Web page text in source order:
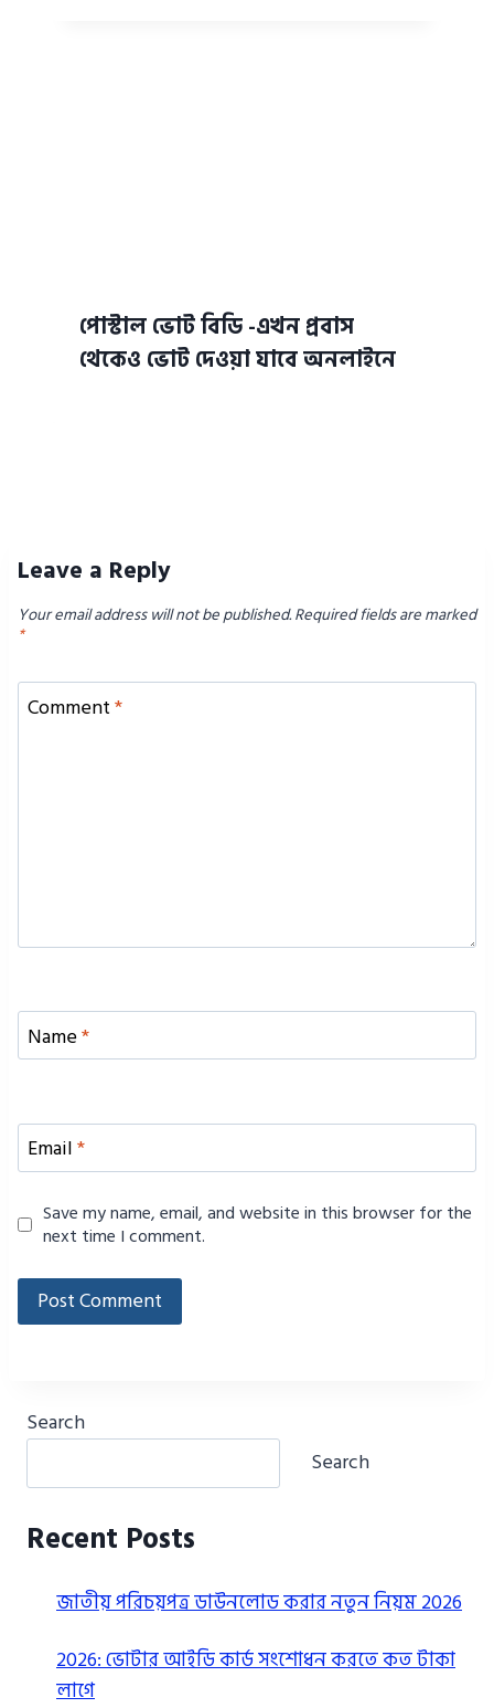
পোস্টাল ভোট বিডি -এখন প্রবাস
থেকেও ভোট দেওয়া যাবে অনলাইনে
Leave a Reply
Your email address will not be published.Required fields are marked
*
Comment*
Name*
Email*
Save my name, email, and website in this browser for the
next time I comment.
Search
Search
Recent Posts
জাতীয় পরিচয়পত্র ডাউনলোড করার নতুন নিয়ম 2026
2026: ভোটার আইডি কার্ড সংশোধন করতে কত টাকা
লাগে